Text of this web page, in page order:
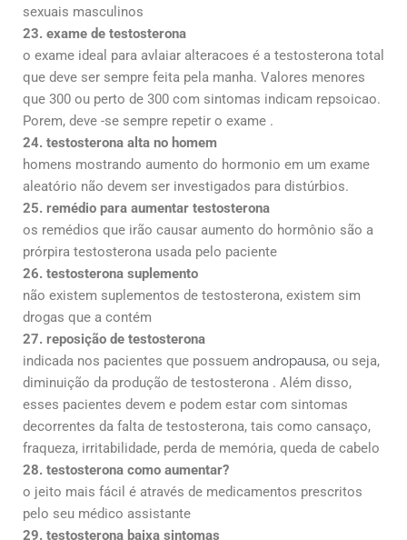
sexuais masculinos
23. exame de testosterona
o exame ideal para avlaiar alteracoes é a testosterona total
que deve ser sempre feita pela manha. Valores menores
que 300 ou perto de 300 com sintomas indicam repsoicao.
Porem, deve -se sempre repetir o exame .
24. testosterona alta no homem
homens mostrando aumento do hormonio em um exame
aleatório não devem ser investigados para distúrbios.
25. remédio para aumentar testosterona
os remédios que irão causar aumento do hormônio são a
prórpira testosterona usada pelo paciente
26. testosterona suplemento
não existem suplementos de testosterona, existem sim
drogas que a contém
27. reposição de testosterona
indicada nos pacientes que possuem andropausa, ou seja,
diminuição da produção de testosterona . Além disso,
esses pacientes devem e podem estar com sintomas
decorrentes da falta de testosterona, tais como cansaço,
fraqueza, irritabilidade, perda de memória, queda de cabelo
28. testosterona como aumentar?
o jeito mais fácil é através de medicamentos prescritos
pelo seu médico assistante
29. testosterona baixa sintomas